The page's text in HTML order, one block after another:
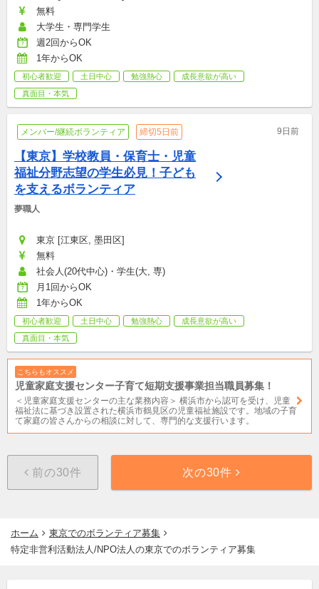
無料
大学生・専門学生
週2回からOK
1年からOK
初心者歓迎 土日中心 勉強熱心
成長意欲が高い
真面目・本気
メンバー/継続ボランティア 締切5日前 9日前
【東京】学校教員・保育士・児童
福祉分野志望の学生必見！子ども
を支えるボランティア
夢職人
東京 [江東区, 墨田区]
無料
社会人(20代中心)・学生(大, 専)
月1回からOK
1年からOK
初心者歓迎 土日中心 勉強熱心
成長意欲が高い
真面目・本気
こちらもオススメ
児童家庭支援センター子育て短期支援事業担当職員募集！
＜児童家庭支援センターの主な業務内容＞ 横浜市から認可を受け、児童
福祉法に基づき設置された横浜市鶴見区の児童福祉施設です。地域の子育
て家庭の皆さんからの相談に対して、専門的な支援行います。
前の30件 次の30件
ホーム
東京でのボランティア募集
特定非営利活動法人/NPO法人の東京でのボランティア募集